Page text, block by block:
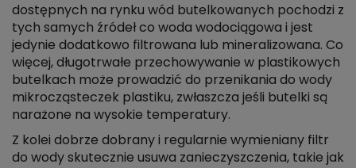
dostępnych na rynku wód butelkowanych pochodzi z
tych samych źródeł co woda wodociągowa i jest
jedynie dodatkowo filtrowana lub mineralizowana. Co
więcej, długotrwałe przechowywanie w plastikowych
butelkach może prowadzić do przenikania do wody
mikrocząsteczek plastiku, zwłaszcza jeśli butelki są
narażone na wysokie temperatury.
Z kolei dobrze dobrany i regularnie wymieniany filtr
do wody skutecznie usuwa zanieczyszczenia, takie jak